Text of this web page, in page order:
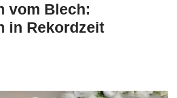
vom Blech:
in Rekordzeit